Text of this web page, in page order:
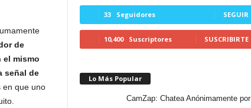
de
el mismo
señal de
en que uno
33 Seguidores SEGUIR
10,400 Suscriptores SUSCRIBIRTE
Lo Más Popular
CamZap: Chatea Anónimamente por